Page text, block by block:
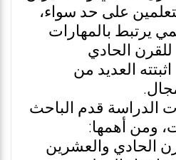
على حد سواء،
يرتبط بالمهارات
الحادي
العديد من
الدراسة قدم الباحث
ومن أهمها:
الحادي والعشرين